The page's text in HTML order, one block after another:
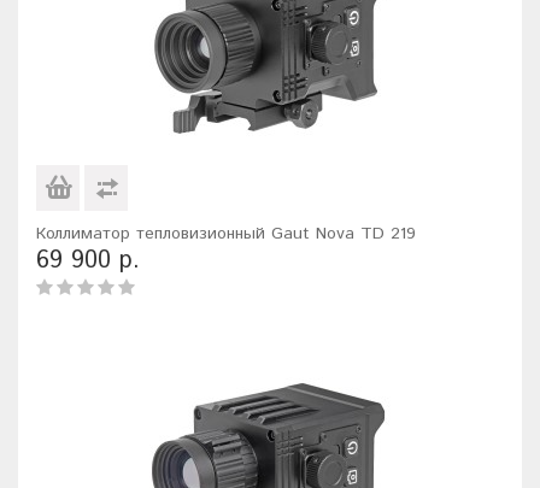
Коллиматор тепловизионный Gaut Nova TD 219
69 900 р.